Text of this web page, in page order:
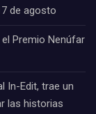
de agosto
Premio Nenúfar
In-Edit, trae un
las historias